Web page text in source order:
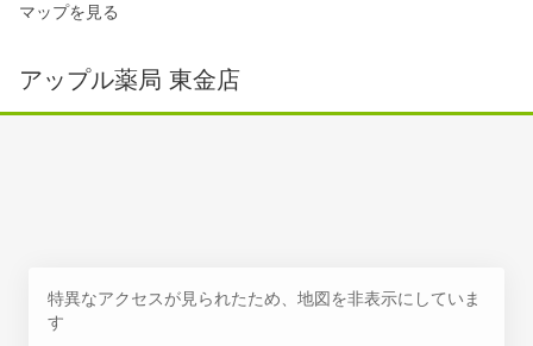
マップを見る
アップル薬局 東金店
特異なアクセスが見られたため、地図を非表示にしていま
す